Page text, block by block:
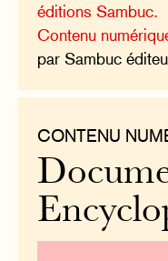
éditions Sambuc.
Contenu
par Sambuc
CONTENU